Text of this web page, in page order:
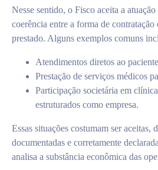
Nesse sentido, o Fisco aceita a
coerência entre a forma de
prestado. Alguns exemplos comuns
Atendimentos diretos ao
Prestação de serviços médicos
Participação societária em
estruturados como empresa.
Essas situações costumam ser aceitas,
documentadas e corretamente
analisa a substância econômica das